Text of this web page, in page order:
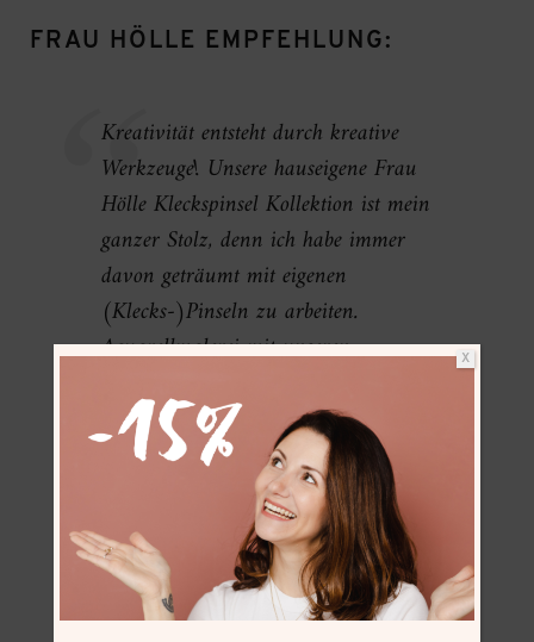
FRAU HÖLLE EMPFEHLUNG:
Kreativität entsteht durch kreative
Werkzeuge! Unsere hauseigene Frau
Hölle Kleckspinsel Kollektion ist mein
ganzer Stolz, denn ich habe immer
davon geträumt mit eigenen
(Klecks-)Pinseln zu arbeiten.
Aquarellmalerei mit unseren
Identity Klecks-Design” macht nicht
nur mehr Spaß (als mit
“herkömmlich” einfarbig lackierten
Pinseln), sondern sieht (z.B. auf
Flatlays) auch noch schöner aus! Die
Katzenzungenpinsel sind ein Hybrid
X